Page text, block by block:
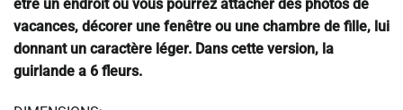
être un endroit où vous pourrez attacher des photos de
vacances, décorer une fenêtre ou une chambre de fille, lui
donnant un caractère léger. Dans cette version, la
guirlande a 6 fleurs.